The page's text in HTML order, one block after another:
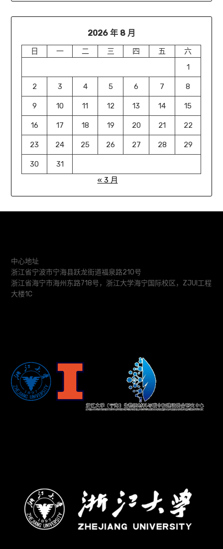
2026 年 8 月
日 一 二 三 四 五
六
1
2 3 4 5 6 7 8
9 10 11 12 13 14 15
16 17 18 19 20 21 22
23 24 25 26 27 28 29
30
31
« 3 月
中心地址
浙江省宁波市宁海县跃龙街道福泉路210号
浙江省海宁市海州东路718号，浙江大学海宁国际校区，ZJUI工程
大楼1C